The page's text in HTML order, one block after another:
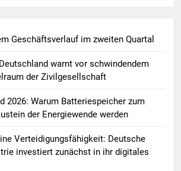
Geschäftsverlauf im zweiten Quartal
warnt vor schwindendem
der Zivilgesellschaft
2026: Warum Batteriespeicher zum
der Energiewende werden
Verteidigungsfähigkeit: Deutsche
investiert zunächst in ihr digitales